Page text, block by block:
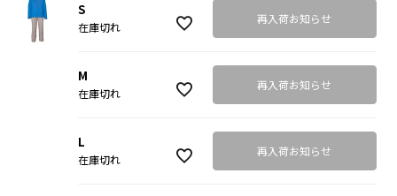
S
在庫切れ
再入荷お知らせ
M
在庫切れ
再入荷お知らせ
L
在庫切れ
再入荷お知らせ